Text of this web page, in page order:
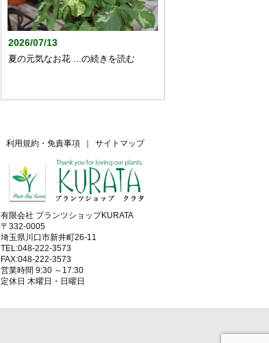
2026/07/13
夏の元気なお花 ...の続きを読む
サイトマップ
利用規約・免責事項
有限会社 プランツショップKURATA
〒332-0005
埼玉県川口市新井町26-11
TEL:048-222-3573
FAX:048-222-3573
営業時間 9:30 ～17:30
定休日 木曜日・日曜日